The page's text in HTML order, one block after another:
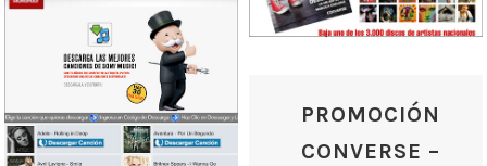
PROMOCIÓN
CONVERSE –